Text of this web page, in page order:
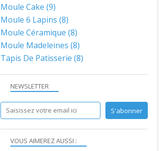
NEWSLETTER
VOUS AIMEREZ AUSSI :
Moule Cake (9)
Moule 6 Lapins (8)
Moule Céramique (8)
Moule Madeleines (8)
Tapis De Patisserie (8)